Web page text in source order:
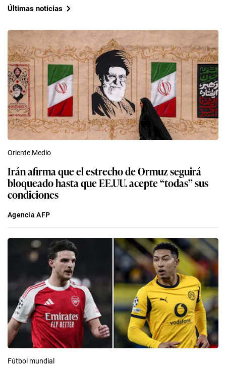
Últimas noticias
Oriente Medio
Irán afirma que el estrecho de Ormuz seguirá
bloqueado hasta que EE.UU. acepte “todas” sus
condiciones
Agencia AFP
Fútbol mundial